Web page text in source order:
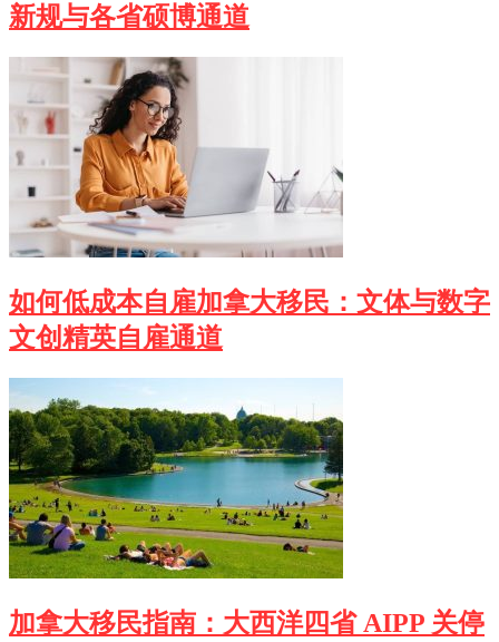
新规与各省硕博通道
如何低成本自雇加拿大移民：文体与数字
文创精英自雇通道
加拿大移民指南：大西洋四省 AIPP 关停